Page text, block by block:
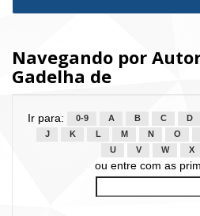
Navegando por
Gadelha de
Ir para: 0-9 A B C D
J
K L M N O
U
V W X
ou entre com as